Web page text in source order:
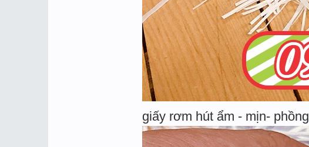
giấy rơm hút ẩm - mịn- phồng